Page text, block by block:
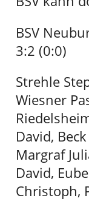
BSV
3:2 (0:0)
Strehle
Wiesner
David,
Margraf
David,
Christoph,